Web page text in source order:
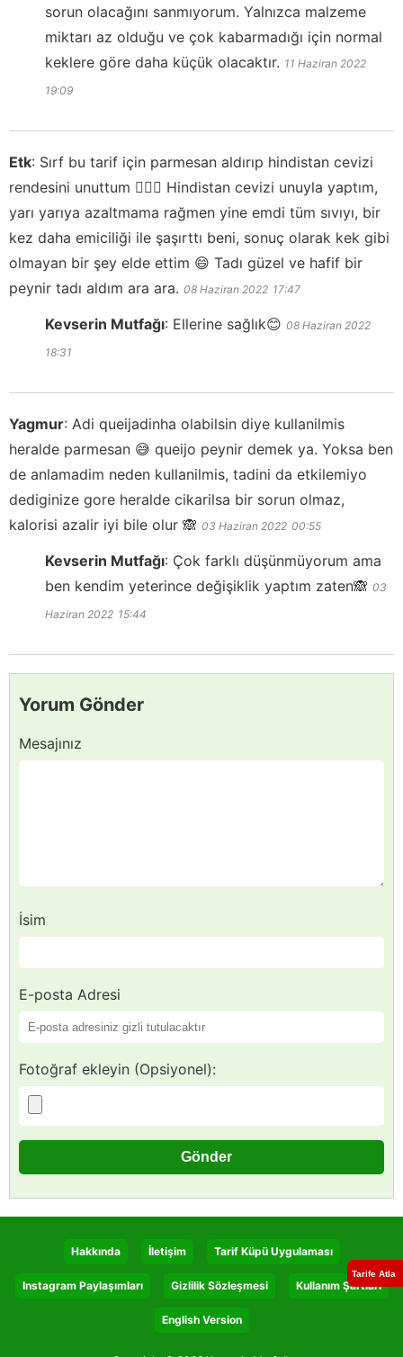
sorun olacağını sanmıyorum. Yalnızca malzeme
miktarı az olduğu ve çok kabarmadığı için normal
keklere göre daha küçük olacaktır. 11 Haziran 2022
19:09
Etk: Sırf bu tarif için parmesan aldırıp hindistan cevizi
rendesini unuttum 🤦🏽‍♀️ Hindistan cevizi unuyla yaptım,
yarı yarıya azaltmama rağmen yine emdi tüm sıvıyı, bir
kez daha emiciliği ile şaşırttı beni, sonuç olarak kek gibi
olmayan bir şey elde ettim 😄 Tadı güzel ve hafif bir
peynir tadı aldım ara ara. 08 Haziran 2022 17:47
Kevserin Mutfağı: Ellerine sağlık😊 08 Haziran 2022
18:31
Yagmur: Adi queijadinha olabilsin diye kullanilmis
heralde parmesan 😅 queijo peynir demek ya. Yoksa ben
de anlamadim neden kullanilmis, tadini da etkilemiyo
dediginize gore heralde cikarilsa bir sorun olmaz,
kalorisi azalir iyi bile olur 🙈 03 Haziran 2022 00:55
Kevserin Mutfağı: Çok farklı düşünmüyorum ama
ben kendim yeterince değişiklik yaptım zaten🙈 03
Haziran 2022 15:44
Yorum Gönder
Mesajınız
İsim
E-posta Adresi
Fotoğraf ekleyin (Opsiyonel):
Tarife Atla
Hakkında İletişim Tarif Küpü Uygulaması
Instagram Paylaşımları Gizlilik Sözleşmesi Kullanım Şartları
English Version